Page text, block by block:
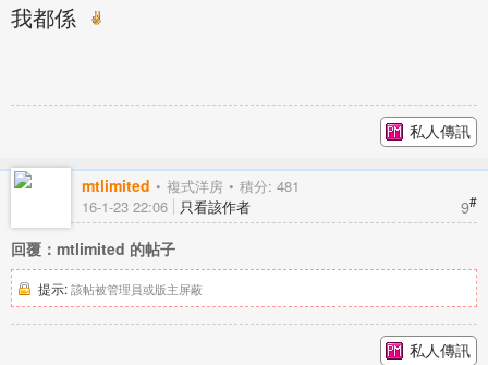
我都係
私人傳訊
mtlimited 複式洋房 積分: 481
9#
16-1-23 22:06 只看該作者
回覆：mtlimited 的帖子
提示: 該帖被管理員或版主屏蔽
私人傳訊